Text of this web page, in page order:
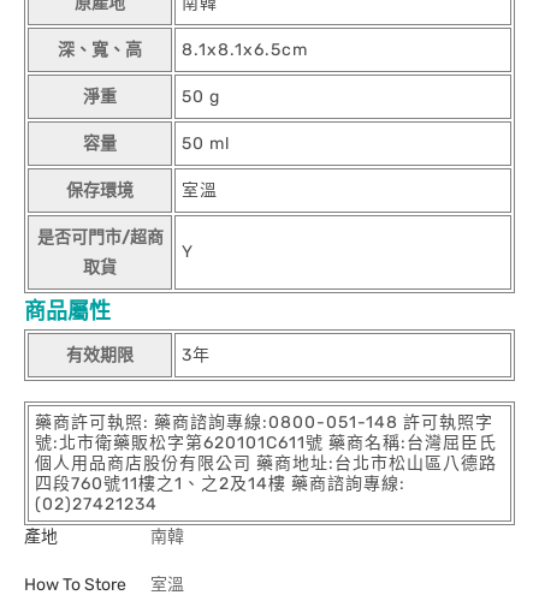
深、寬、高 8.1x8.1x6.5cm
淨重 50 g
容量 50 ml
保存環境 室溫
是否可門市/超商
取貨
Y
商品屬性
有效期限 3年
藥商許可執照: 藥商諮詢專線:0800-051-148 許可執照字
號:北市衛藥販松字第620101C611號 藥商名稱:台灣屈臣氏
個人用品商店股份有限公司 藥商地址:台北市松山區八德路
四段760號11樓之1、之2及14樓 藥商諮詢專線:
(02)27421234
產地
南韓
How To Store 室溫